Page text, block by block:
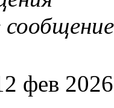
сообщение
фев